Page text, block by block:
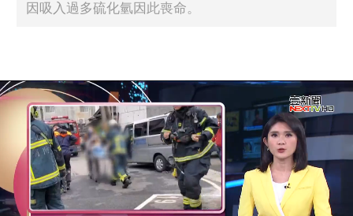
因吸入過多硫化氫因此喪命。